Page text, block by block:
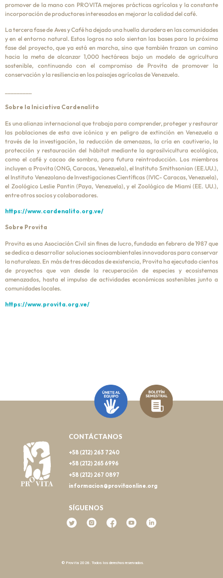
promover de la mano con PROVITA mejores prácticas agrícolas y la constante
incorporación de productores interesados en mejorar la calidad del café.
La tercera fase de Aves y Café ha dejado una huella duradera en las comunidades
y en el entorno natural. Estos logros no solo sientan las bases para la próxima
fase del proyecto, que ya está en marcha, sino que también trazan un camino
hacia la meta de alcanzar 1,000 hectáreas bajo un modelo de agricultura
sostenible, continuando con el compromiso de Provita de promover la
conservación y la resiliencia en los paisajes agrícolas de Venezuela.
Sobre la Iniciativa Cardenalito
Es una alianza internacional que trabaja para comprender, proteger y restaurar
las poblaciones de esta ave icónica y en peligro de extinción en Venezuela a
través de la investigación, la reducción de amenazas, la cría en cautiverio, la
protección y restauración del hábitat mediante la agrosilvicultura ecológica,
como el café y cacao de sombra, para futura reintroducción. Los miembros
incluyen a Provita (ONG, Caracas, Venezuela), el Instituto Smithsonian (EE.UU.),
el Instituto Venezolano de Investigaciones Científicas (IVIC- Caracas, Venezuela),
el Zoológico Leslie Pantin (Paya, Venezuela), y el Zoológico de Miami (EE. UU.),
entre otros socios y colaboradores.
https://www.cardenalito.org.ve/
Sobre Provita
Provita es una Asociación Civil sin fines de lucro, fundada en febrero de 1987 que
se dedica a desarrollar soluciones socioambientales innovadoras para conservar
la naturaleza. En más de tres décadas de existencia, Provita ha ejecutado cientos
de proyectos que van desde la recuperación de especies y ecosistemas
amenazados, hasta el impulso de actividades económicas sostenibles junto a
comunidades locales.
https://www.provita.org.ve/
CONTÁCTANOS
+58 (212) 263 7240
+58 (212) 265 6996
+58 (212) 267 0897
informacion@provitaonline.org
SÍGUENOS
© Provita 2026. Todos los derechos reservados.